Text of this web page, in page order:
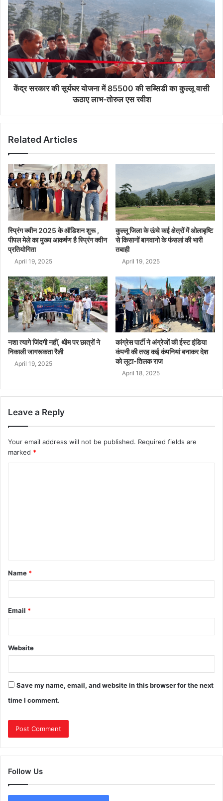
केंद्र सरकार की सूर्यघर योजना में 85500 की सब्सिडी का कुल्लू वासी
ऊठाए लाभ-तोरुल एस रवीश
Related Articles
स्प्रिंग क्वीन 2025 के ऑडिशन शुरू ,
पीपल मेले का मुख्य आकर्षण है स्प्रिंग क्वीन
प्रतियोगिता
April 19, 2025
कुल्लू जिला के ऊंचे कई क्षेत्रों में ओलाबृष्टि
से किसानों बागवानो के फंसलां की भारी
तबाही
April 19, 2025
नशा त्यागे जिंदगी नहीं, थीम पर छात्रों ने
निकाली जागरूकता रैली
April 19, 2025
कांग्रेस पार्टी ने अंग्रेजों की ईस्ट इंडिया
कंपनी की तरह कई कंपनियां बनाकर देश
को लूटा-तिलक राज
April 18, 2025
Leave a Reply
Your email address will not be published. Required fields are
marked *
Name *
Email *
Website
Save my name, email, and website in this browser for the next
time I comment.
Follow Us